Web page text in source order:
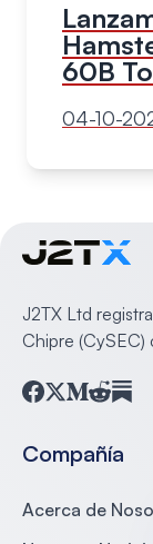
60B
04-10-
J2TX Ltd
Chipre
Compañía
Acerca de